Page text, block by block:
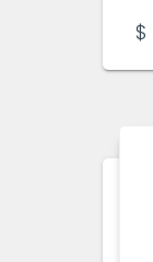
$